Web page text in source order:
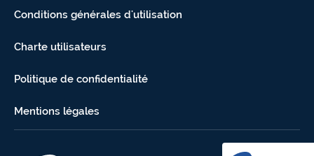
Conditions générales d'utilisation
Charte utilisateurs
Politique de confidentialité
Mentions légales